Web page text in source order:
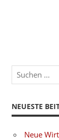
NEUESTE
Neue